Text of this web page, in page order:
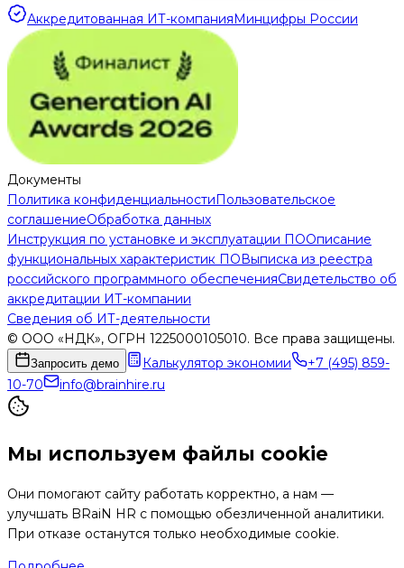
Аккредитованная ИТ-компанияМинцифры России
Документы
Политика конфиденциальностиПользовательское
соглашениеОбработка данных
Инструкция по установке и эксплуатации ПООписание
функциональных характеристик ПОВыписка из реестра
российского программного обеспеченияСвидетельство об
аккредитации ИТ-компании
Сведения об ИТ-деятельности
© ООО «НДК», ОГРН 1225000105010. Все права защищены.
Запросить демо Калькулятор экономии
+7 (495) 859-
10-70
info@brainhire.ru
Мы используем файлы cookie
Они помогают сайту работать корректно, а нам —
улучшать BRaiN HR с помощью обезличенной аналитики.
При отказе останутся только необходимые cookie.